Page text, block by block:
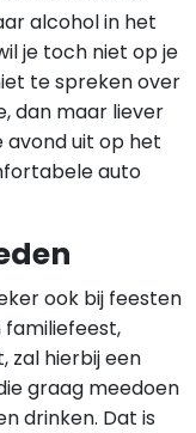
alcohol in het
je toch niet op je
te spreken over
dan maar liever
avond uit op het
auto
ook bij feesten
familiefeest,
zal hierbij een
graag meedoen
drinken. Dat is